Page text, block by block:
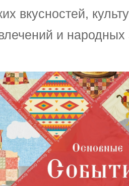
вкусностей,
и народных